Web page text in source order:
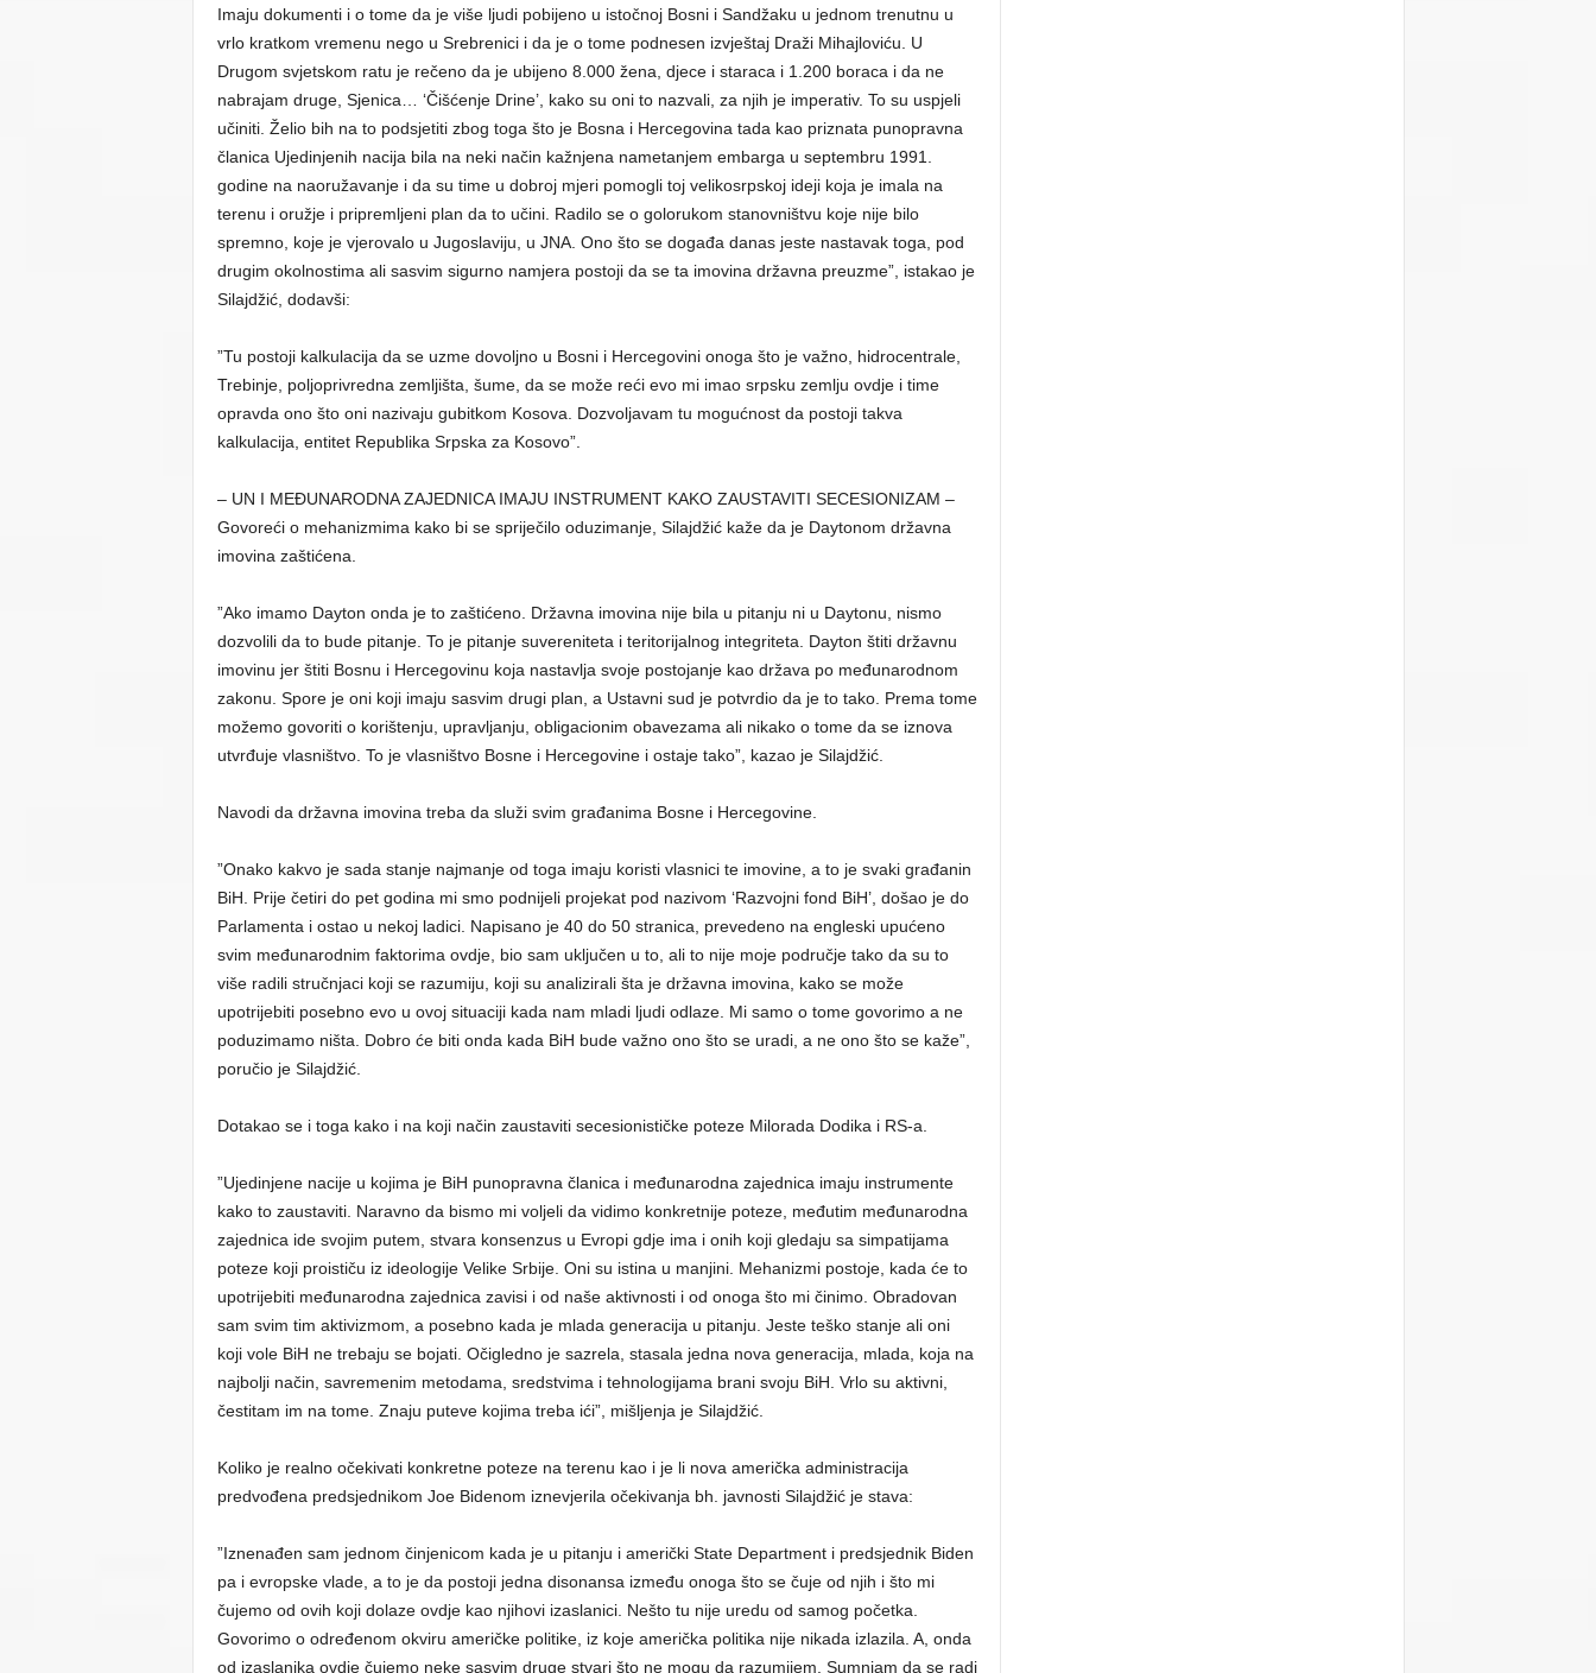
Imaju dokumenti i o tome da je više ljudi pobijeno u istočnoj Bosni i Sandžaku u jednom trenutnu u
vrlo kratkom vremenu nego u Srebrenici i da je o tome podnesen izvještaj Draži Mihajloviću. U
Drugom svjetskom ratu je rečeno da je ubijeno 8.000 žena, djece i staraca i 1.200 boraca i da ne
nabrajam druge, Sjenica… ‘Čišćenje Drine’, kako su oni to nazvali, za njih je imperativ. To su uspjeli
učiniti. Želio bih na to podsjetiti zbog toga što je Bosna i Hercegovina tada kao priznata punopravna
članica Ujedinjenih nacija bila na neki način kažnjena nametanjem embarga u septembru 1991.
godine na naoružavanje i da su time u dobroj mjeri pomogli toj velikosrpskoj ideji koja je imala na
terenu i oružje i pripremljeni plan da to učini. Radilo se o golorukom stanovništvu koje nije bilo
spremno, koje je vjerovalo u Jugoslaviju, u JNA. Ono što se događa danas jeste nastavak toga, pod
drugim okolnostima ali sasvim sigurno namjera postoji da se ta imovina državna preuzme”, istakao je
Silajdžić, dodavši:
”Tu postoji kalkulacija da se uzme dovoljno u Bosni i Hercegovini onoga što je važno, hidrocentrale,
Trebinje, poljoprivredna zemljišta, šume, da se može reći evo mi imao srpsku zemlju ovdje i time
opravda ono što oni nazivaju gubitkom Kosova. Dozvoljavam tu mogućnost da postoji takva
kalkulacija, entitet Republika Srpska za Kosovo”.
– UN I MEĐUNARODNA ZAJEDNICA IMAJU INSTRUMENT KAKO ZAUSTAVITI SECESIONIZAM –
Govoreći o mehanizmima kako bi se spriječilo oduzimanje, Silajdžić kaže da je Daytonom državna
imovina zaštićena.
”Ako imamo Dayton onda je to zaštićeno. Državna imovina nije bila u pitanju ni u Daytonu, nismo
dozvolili da to bude pitanje. To je pitanje suvereniteta i teritorijalnog integriteta. Dayton štiti državnu
imovinu jer štiti Bosnu i Hercegovinu koja nastavlja svoje postojanje kao država po međunarodnom
zakonu. Spore je oni koji imaju sasvim drugi plan, a Ustavni sud je potvrdio da je to tako. Prema tome
možemo govoriti o korištenju, upravljanju, obligacionim obavezama ali nikako o tome da se iznova
utvrđuje vlasništvo. To je vlasništvo Bosne i Hercegovine i ostaje tako”, kazao je Silajdžić.
Navodi da državna imovina treba da služi svim građanima Bosne i Hercegovine.
”Onako kakvo je sada stanje najmanje od toga imaju koristi vlasnici te imovine, a to je svaki građanin
BiH. Prije četiri do pet godina mi smo podnijeli projekat pod nazivom ‘Razvojni fond BiH’, došao je do
Parlamenta i ostao u nekoj ladici. Napisano je 40 do 50 stranica, prevedeno na engleski upućeno
svim međunarodnim faktorima ovdje, bio sam uključen u to, ali to nije moje područje tako da su to
više radili stručnjaci koji se razumiju, koji su analizirali šta je državna imovina, kako se može
upotrijebiti posebno evo u ovoj situaciji kada nam mladi ljudi odlaze. Mi samo o tome govorimo a ne
poduzimamo ništa. Dobro će biti onda kada BiH bude važno ono što se uradi, a ne ono što se kaže”,
poručio je Silajdžić.
Dotakao se i toga kako i na koji način zaustaviti secesionističke poteze Milorada Dodika i RS-a.
”Ujedinjene nacije u kojima je BiH punopravna članica i međunarodna zajednica imaju instrumente
kako to zaustaviti. Naravno da bismo mi voljeli da vidimo konkretnije poteze, međutim međunarodna
zajednica ide svojim putem, stvara konsenzus u Evropi gdje ima i onih koji gledaju sa simpatijama
poteze koji proističu iz ideologije Velike Srbije. Oni su istina u manjini. Mehanizmi postoje, kada će to
upotrijebiti međunarodna zajednica zavisi i od naše aktivnosti i od onoga što mi činimo. Obradovan
sam svim tim aktivizmom, a posebno kada je mlada generacija u pitanju. Jeste teško stanje ali oni
koji vole BiH ne trebaju se bojati. Očigledno je sazrela, stasala jedna nova generacija, mlada, koja na
najbolji način, savremenim metodama, sredstvima i tehnologijama brani svoju BiH. Vrlo su aktivni,
čestitam im na tome. Znaju puteve kojima treba ići”, mišljenja je Silajdžić.
Koliko je realno očekivati konkretne poteze na terenu kao i je li nova američka administracija
predvođena predsjednikom Joe Bidenom iznevjerila očekivanja bh. javnosti Silajdžić je stava:
”Iznenađen sam jednom činjenicom kada je u pitanju i američki State Department i predsjednik Biden
pa i evropske vlade, a to je da postoji jedna disonansa između onoga što se čuje od njih i što mi
čujemo od ovih koji dolaze ovdje kao njihovi izaslanici. Nešto tu nije uredu od samog početka.
Govorimo o određenom okviru američke politike, iz koje američka politika nije nikada izlazila. A, onda
od izaslanika ovdje čujemo neke sasvim druge stvari što ne mogu da razumijem. Sumnjam da se radi